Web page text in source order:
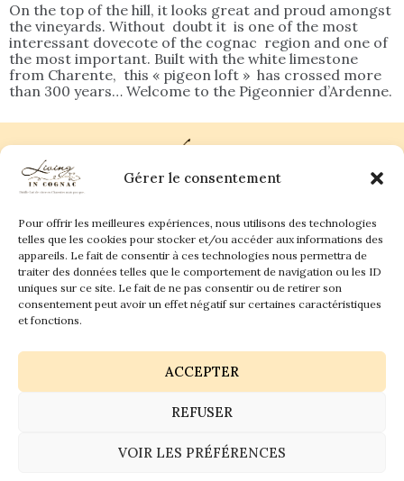
Gérer le consentement
Pour offrir les meilleures expériences, nous utilisons des technologies
telles que les cookies pour stocker et/ou accéder aux informations des
appareils. Le fait de consentir à ces technologies nous permettra de
traiter des données telles que le comportement de navigation ou les ID
uniques sur ce site. Le fait de ne pas consentir ou de retirer son
consentement peut avoir un effet négatif sur certaines caractéristiques
et fonctions.
ACCEPTER
REFUSER
VOIR LES PRÉFÉRENCES
On the top of the hill, it looks great and proud amongst
the vineyards. Without doubt it is one of the most
interessant dovecote of the cognac region and one of
the most important. Built with the white limestone
from Charente, this « pigeon loft » has crossed more
than 300 years… Welcome to the Pigeonnier d’Ardenne.
Plan du site
Living in Cognac Land
La vigne & Le verre
Newsletter
Dégustation sensorielle & Écriture
Contact
anne@livingincognac.com